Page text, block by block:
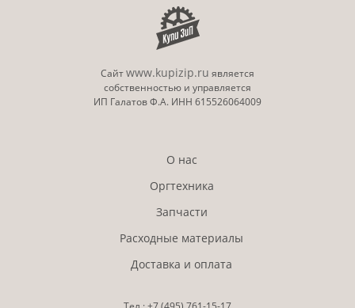
Сайтwww.kupizip.ru является
собственностью и управляется
ИП Галатов Ф.А. ИНН 615526064009
О нас
Оргтехника
Запчасти
Расходные материалы
Доставка и оплата